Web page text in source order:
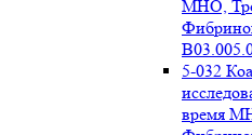
МНО,
5-032
время